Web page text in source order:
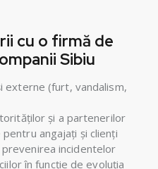
cu o firmă de
Sibiu
externe (furt, vandalism,
și a partenerilor
angajați și clienți
incidentelor
în funcție de evoluția